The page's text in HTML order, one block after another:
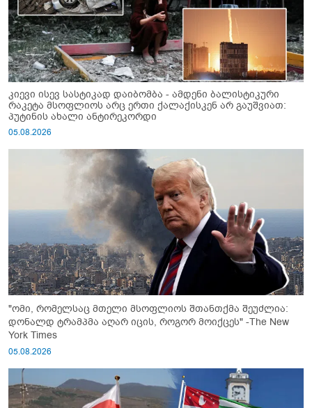
კიევი ისევ სასტიკად დაიბომბა - ამდენი ბალისტიკური
რაკეტა მსოფლიოს არც ერთი ქალაქისკენ არ გაუშვიათ:
პუტინის ახალი ანტირეკორდი
05.08.2026
"ომი, რომელსაც მთელი მსოფლიოს შთანთქმა შეუძლია:
დონალდ ტრამპმა აღარ იცის, როგორ მოიქცეს" -The New
York Times
05.08.2026